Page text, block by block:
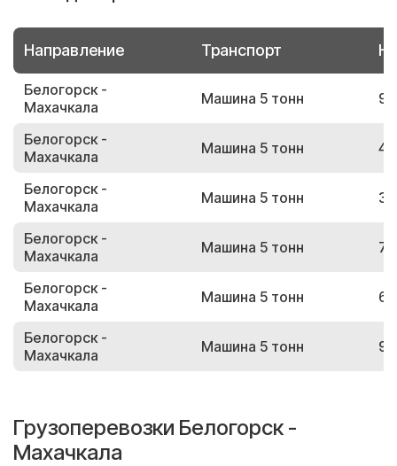
Направление Транспорт
Белогорск -
Махачкала
Машина 5 тонн
Белогорск -
Махачкала
Машина 5 тонн
Белогорск -
Махачкала
Машина 5 тонн
Белогорск -
Махачкала
Машина 5 тонн
Белогорск -
Махачкала
Машина 5 тонн
Белогорск -
Махачкала
Машина 5 тонн
Грузоперевозки Белогорск -
Махачкала